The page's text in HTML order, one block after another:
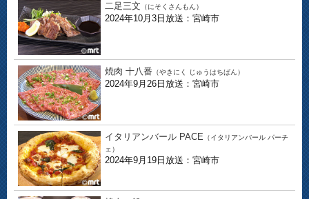
二足三文 （にそくさんもん）
2024年10月3日放送：宮崎市
焼肉 十八番 （やきにく じゅうはちばん）
2024年9月26日放送：宮崎市
イタリアンバール PACE （イタリアンバール パーチ
ェ）
2024年9月19日放送：宮崎市